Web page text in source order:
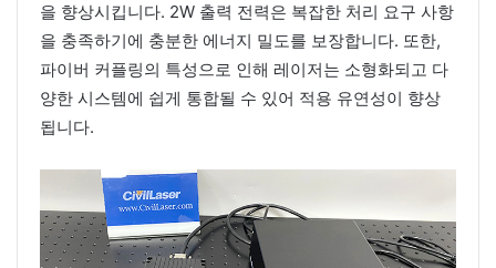
을 향상시킵니다. 2W 출력 전력은 복잡한 처리 요구 사항
을 충족하기에 충분한 에너지 밀도를 보장합니다. 또한,
파이버 커플링의 특성으로 인해 레이저는 소형화되고 다
양한 시스템에 쉽게 통합될 수 있어 적용 유연성이 향상
됩니다.